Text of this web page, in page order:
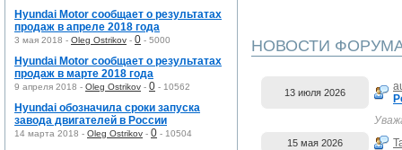
Hyundai Motor сообщает о результатах
продаж в апреле 2018 года
3 мая 2018 - Oleg Ostrikov - 0 - 5000
Hyundai Motor сообщает о результатах
продаж в марте 2018 года
9 апреля 2018 - Oleg Ostrikov - 0 - 10562
Hyundai обозначила сроки запуска
завода двигателей в России
14 марта 2018 - Oleg Ostrikov - 0 - 10504
НОВОСТИ
13 июля 2026
15 мая 2026